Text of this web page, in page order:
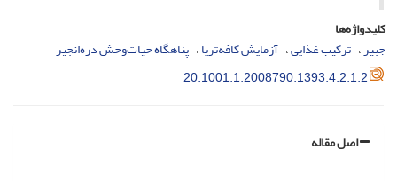
کلیدواژه‌ها
جبیر ترکیب غذایی آزمایش کافه‌تریا پناهگاه حیات‌وحش دره‌انجیر
20.1001.1.2008790.1393.4.2.1.2
اصل مقاله